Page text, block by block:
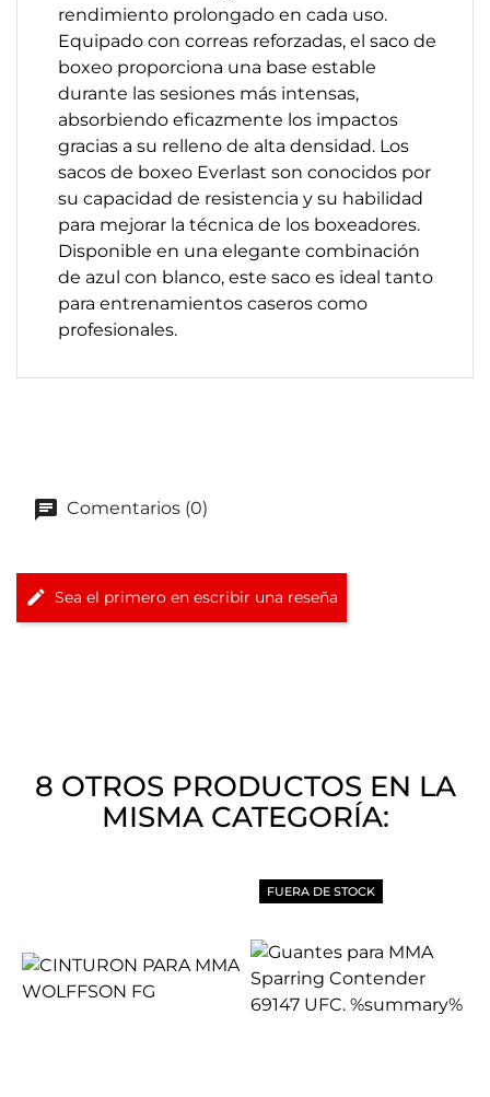
rendimiento prolongado en cada uso.
Equipado con correas reforzadas, el saco de
boxeo proporciona una base estable
durante las sesiones más intensas,
absorbiendo eficazmente los impactos
gracias a su relleno de alta densidad. Los
sacos de boxeo Everlast son conocidos por
su capacidad de resistencia y su habilidad
para mejorar la técnica de los boxeadores.
Disponible en una elegante combinación
de azul con blanco, este saco es ideal tanto
para entrenamientos caseros como
profesionales.
Comentarios (0)
Sea el primero en escribir una reseña
8 OTROS PRODUCTOS EN LA
MISMA CATEGORÍA:
FUERA DE STOCK